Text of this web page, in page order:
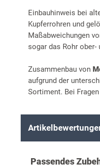
Einbauhinweis bei
Kupferrohren und
Maßabweichungen
sogar das Rohr
Zusammenbau von
aufgrund der
Sortiment. Bei
Passendes